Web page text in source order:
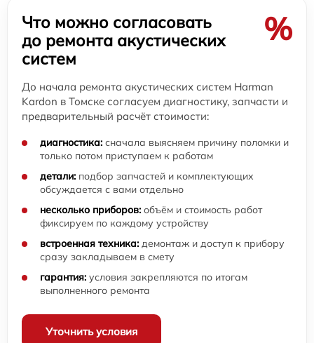
Что можно согласовать
до ремонта акустических
систем
%
До начала ремонта акустических систем Harman
Kardon в Томске согласуем диагностику, запчасти и
предварительный расчёт стоимости:
диагностика: сначала выясняем причину поломки и
только потом приступаем к работам
детали: подбор запчастей и комплектующих
обсуждается с вами отдельно
несколько приборов: объём и стоимость работ
фиксируем по каждому устройству
встроенная техника: демонтаж и доступ к прибору
сразу закладываем в смету
гарантия: условия закрепляются по итогам
выполненного ремонта
Уточнить условия